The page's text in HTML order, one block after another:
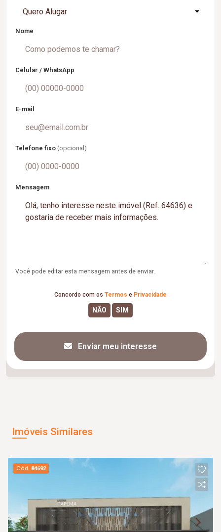
Quero Alugar
Nome
Celular / WhatsApp
E-mail
Telefone fixo (opcional)
Mensagem
Você pode editar esta mensagem antes de enviar.
Concordo com os Termos e Privacidade
Enviar meu interesse
Imóveis Similares
Cód. 84692